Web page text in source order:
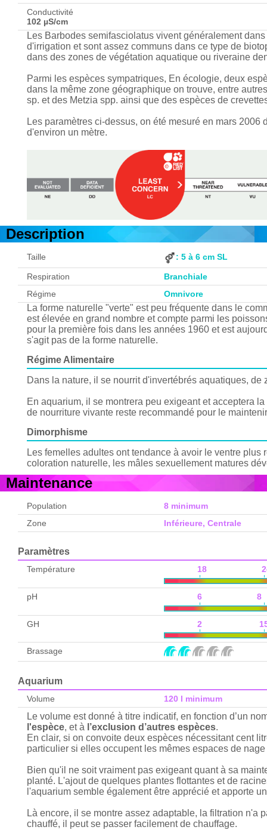
Conductivité
102 µS/cm
Les Barbodes semifasciolatus vivent généralement
d'irrigation et sont assez communs dans ce type de
dans des zones de végétation aquatique ou riveraine
Parmi les espèces sympatriques, En écologie, deux
dans la même zone géographiqueon trouve, entre
sp. et des Metzia spp. ainsi que des espèces de
Les paramètres ci-dessus, on été mesuré en mars
d'environ un mètre.
Description
Taille : 5 à 6 cm SL
Respiration
Branchiale
Régime
Omnivore
La forme naturelle "verte" est peu fréquente dans le
est élevée en grand nombre et compte parmi les
pour la première fois dans les années 1960 et est
s'agit pas de la forme naturelle.
Régime Alimentaire
Dans la nature, il se nourrit d'invertébrés aquatiques,
En aquarium, il se montrera peu exigeant et acceptera
de nourriture vivante reste recommandé pour le
Dimorphisme
Les femelles adultes ont tendance à avoir le ventre
coloration naturelle, les mâles sexuellement matures
Maintenance
Population
8 minimum
Zone
Inférieure, Centrale
Paramètres
Température 18
pH 6 8
GH 2
Brassage
Aquarium
Volume 120 l minimum
Le volume est donné à titre indicatif, en fonction d’un
l'espèce, et à l’exclusion d’autres espèces.
En clair, si on convoite deux espèces nécessitant cent
particulier si elles occupent les mêmes espaces de nage
Bien qu'il ne soit vraiment pas exigeant quant à sa
planté. L'ajout de quelques plantes flottantes et de
l'aquarium semble également être apprécié et apporte
Là encore, il se montre assez adaptable, la filtration n'a
chauffé, il peut se passer facilement de chauffage.